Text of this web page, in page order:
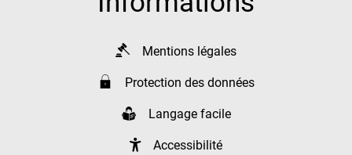
Mentions légales
Protection des données
Langage facile
Accessibilité